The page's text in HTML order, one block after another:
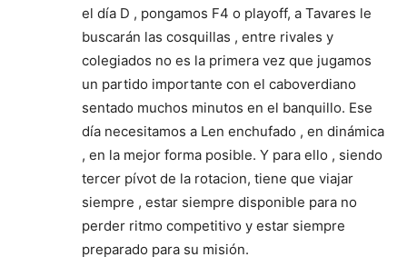
el día D , pongamos F4 o playoff, a Tavares le
buscarán las cosquillas , entre rivales y
colegiados no es la primera vez que jugamos
un partido importante con el caboverdiano
sentado muchos minutos en el banquillo. Ese
día necesitamos a Len enchufado , en dinámica
, en la mejor forma posible. Y para ello , siendo
tercer pívot de la rotacion, tiene que viajar
siempre , estar siempre disponible para no
perder ritmo competitivo y estar siempre
preparado para su misión.